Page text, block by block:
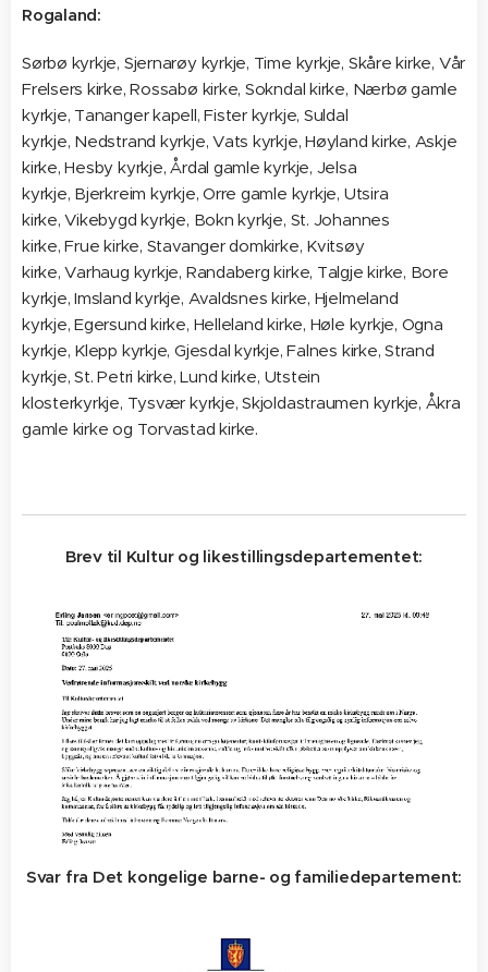
Rogaland:
Sørbø kyrkje, Sjernarøy kyrkje, Time kyrkje, Skåre kirke, Vår
Frelsers kirke, Rossabø kirke, Sokndal kirke, Nærbø gamle
kyrkje, Tananger kapell, Fister kyrkje, Suldal
kyrkje, Nedstrand kyrkje, Vats kyrkje, Høyland kirke, Askje
kirke, Hesby kyrkje, Årdal gamle kyrkje, Jelsa
kyrkje, Bjerkreim kyrkje, Orre gamle kyrkje, Utsira
kirke, Vikebygd kyrkje, Bokn kyrkje, St. Johannes
kirke, Frue kirke, Stavanger domkirke, Kvitsøy
kirke, Varhaug kyrkje, Randaberg kirke, Talgje kirke, Bore
kyrkje, Imsland kyrkje, Avaldsnes kirke, Hjelmeland
kyrkje, Egersund kirke, Helleland kirke, Høle kyrkje, Ogna
kyrkje, Klepp kyrkje, Gjesdal kyrkje, Falnes kirke, Strand
kyrkje, St. Petri kirke, Lund kirke, Utstein
klosterkyrkje, Tysvær kyrkje, Skjoldastraumen kyrkje, Åkra
gamle kirke og Torvastad kirke.
Brev til Kultur og likestillingsdepartementet:
Svar fra Det kongelige barne- og familiedepartement: